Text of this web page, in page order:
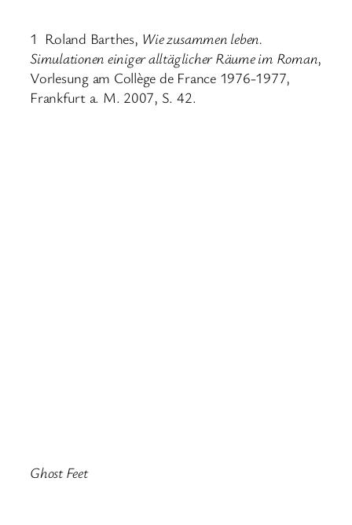
1 Roland Barthes, Wie zusammen leben.
Simulationen einiger alltäglicher Räume im Roman,
Vorlesung am Collège de France 1976-1977,
Frankfurt a. M. 2007, S. 42.
Ghost Feet